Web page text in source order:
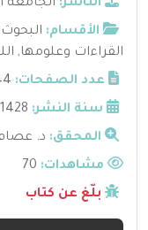
الناشر: الجامعة
الأقسام:
القراءات وعلومها,
عدد الصفحات:
سنة النشر: 1428-2007
المحقق: د. عصام
مشاهدات:
بلّغ عن كتاب